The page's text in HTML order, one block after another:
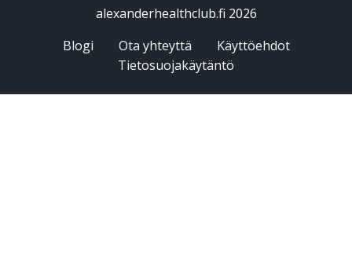
alexanderhealthclub.fi 2026
Blogi
Ota yhteyttä
Käyttöehdot
Tietosuojakäytäntö